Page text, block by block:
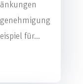
für...